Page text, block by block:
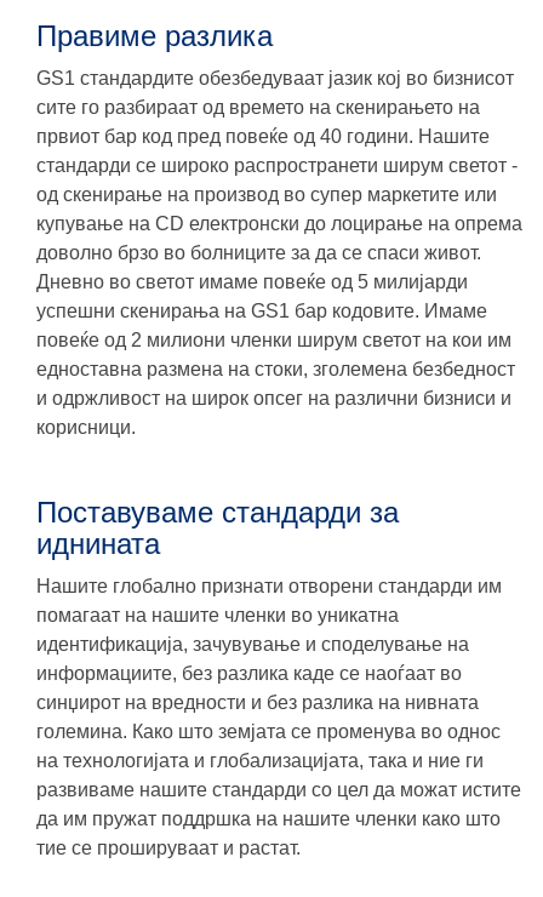
Правиме разлика
GS1 стандардите обезбедуваат јазик кој во бизнисот
сите го разбираат од времето на скенирањето на
првиот бар код пред повеќе од 40 години. Нашите
стандарди се широко распространети ширум светот -
од скенирање на производ во супер маркетите или
купување на CD електронски до лоцирање на опрема
доволно брзо во болниците за да се спаси живот.
Дневно во светот имаме повеќе од 5 милијарди
успешни скенирања на GS1 бар кодовите. Имаме
повеќе од 2 милиони членки ширум светот на кои им
едноставна размена на стоки, зголемена безбедност
и одржливост на широк опсег на различни бизниси и
корисници.
Поставуваме стандарди за
иднината
Нашите глобално признати отворени стандарди им
помагаат на нашите членки во уникатна
идентификација, зачувување и споделување на
информациите, без разлика каде се наоѓаат во
синџирот на вредности и без разлика на нивната
големина. Како што земјата се променува во однос
на технологијата и глобализацијата, така и ние ги
развиваме нашите стандарди со цел да можат истите
да им пружат поддршка на нашите членки како што
тие се прошируваат и растат.